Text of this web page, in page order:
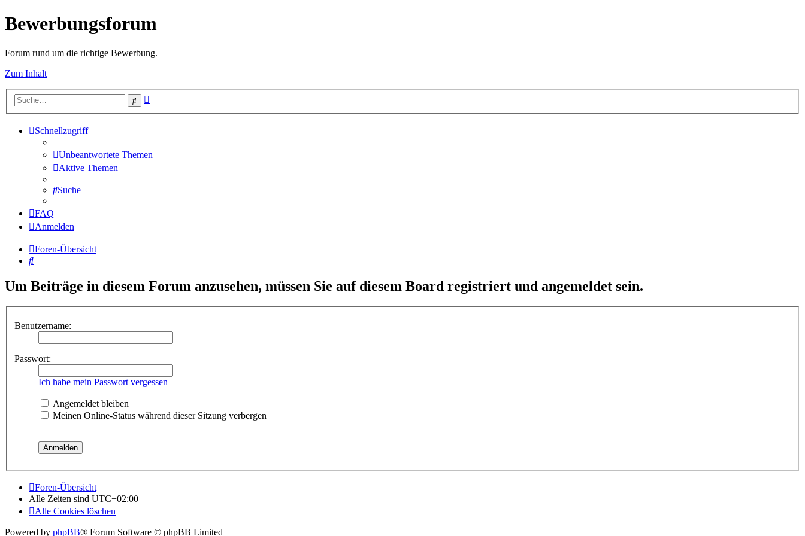
Bewerbungsforum
Forum rund um die richtige Bewerbung.
Zum Inhalt
Suche
Schnellzugriff
Unbeantwortete Themen
Aktive Themen
Suche
FAQ
Anmelden
Foren-Übersicht
Suche
Um Beiträge in diesem Forum anzusehen, müssen Sie auf diesem Board registriert und angemeldet sein.
Benutzername:
Passwort:
Ich habe mein Passwort vergessen
Angemeldet bleiben
Meinen Online-Status während dieser Sitzung verbergen
Foren-Übersicht
Alle Zeiten sind UTC+02:00
Alle Cookies löschen
Powered by phpBB® Forum Software © phpBB Limited